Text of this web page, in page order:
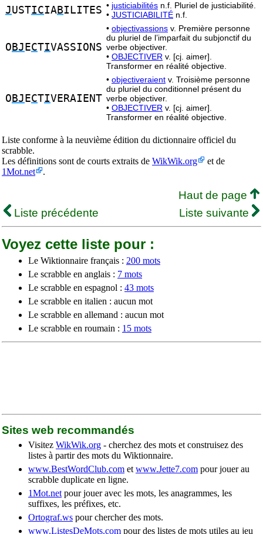
JUSTICIABILITES • justiciabilités n.f. Pluriel de justiciabilité.
• JUSTICIABILITÉ n.f.
O BJ ECTIVASSIONS
• objectivassions v. Première personne
du pluriel de l’imparfait du subjonctif du
verbe objectiver.
• OBJECTIVER v. [cj. aimer].
Transformer en réalité objective.
O BJ ECTIVERAIENT
• objectiveraient v. Troisième personne
du pluriel du conditionnel présent du
verbe objectiver.
• OBJECTIVER v. [cj. aimer].
Transformer en réalité objective.
Liste conforme à la neuvième édition du dictionnaire officiel du
scrabble.
Les définitions sont de courts extraits de WikWik.org
et de
1Mot.net
.
Haut de page
Liste précédente
Liste suivante
Voyez cette liste pour :
Le Wiktionnaire français : 200 mots
Le scrabble en anglais : 7 mots
Le scrabble en espagnol : 43 mots
Le scrabble en italien : aucun mot
Le scrabble en allemand : aucun mot
Le scrabble en roumain : 15 mots
Sites web recommandés
Visitez WikWik.org - cherchez des mots et construisez des
listes à partir des mots du Wiktionnaire.
www.BestWordClub.com et www.Jette7.com pour jouer au
scrabble duplicate en ligne.
1Mot.net pour jouer avec les mots, les anagrammes, les
suffixes, les préfixes, etc.
Ortograf.ws pour chercher des mots.
www.ListesDeMots.com pour des listes de mots utiles au jeu